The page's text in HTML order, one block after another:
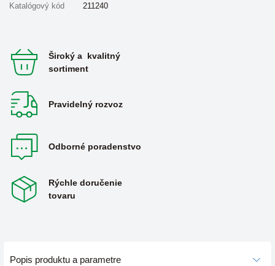
Katalógový kód
211240
Široký a kvalitný
sortiment
Pravidelný rozvoz
Odborné poradenstvo
Rýchle doručenie
tovaru
Popis produktu a parametre